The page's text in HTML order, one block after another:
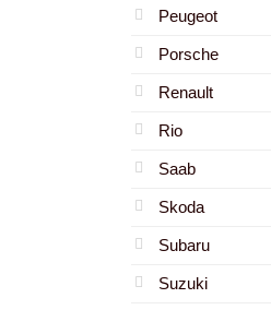
Peugeot
Porsche
Renault
Rio
Saab
Skoda
Subaru
Suzuki